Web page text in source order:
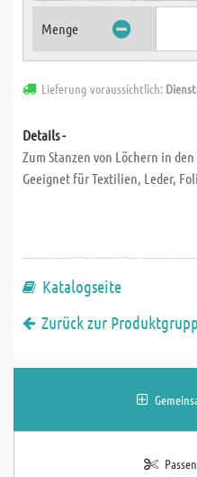
Menge
Lieferung voraussichtlich:
Details -
Zum Stanzen von Löchern in den
Geeignet für Textilien, Leder,
Katalogseite
Zurück zur